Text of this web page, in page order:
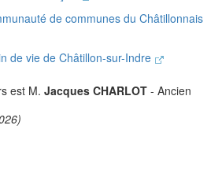
de communes du Châtillonnais
de vie de Châtillon-sur-Indre
est M. Jacques CHARLOT - Ancien